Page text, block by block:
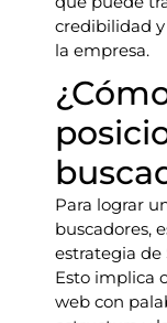
credibilidad
la empresa.
Para lograr
buscadores,
estrategia de
Esto implica
web con